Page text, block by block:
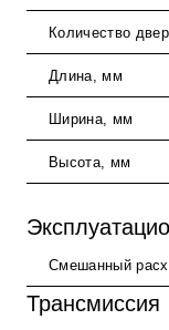
Количество
Длина, мм
Ширина, мм
Высота, мм
Смешанный
Трансмиссия